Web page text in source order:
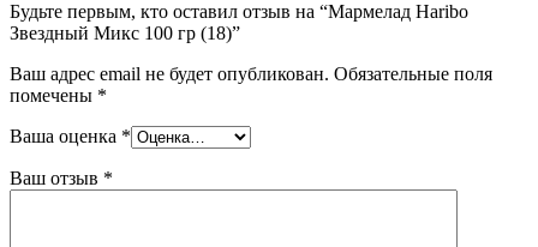
Будьте первым, кто оставил отзыв на “Мармелад Haribo
Звездный Микс 100 гр (18)”
Ваш адрес email не будет опубликован. Обязательные поля
помечены *
Ваша оценка *
Ваш отзыв *